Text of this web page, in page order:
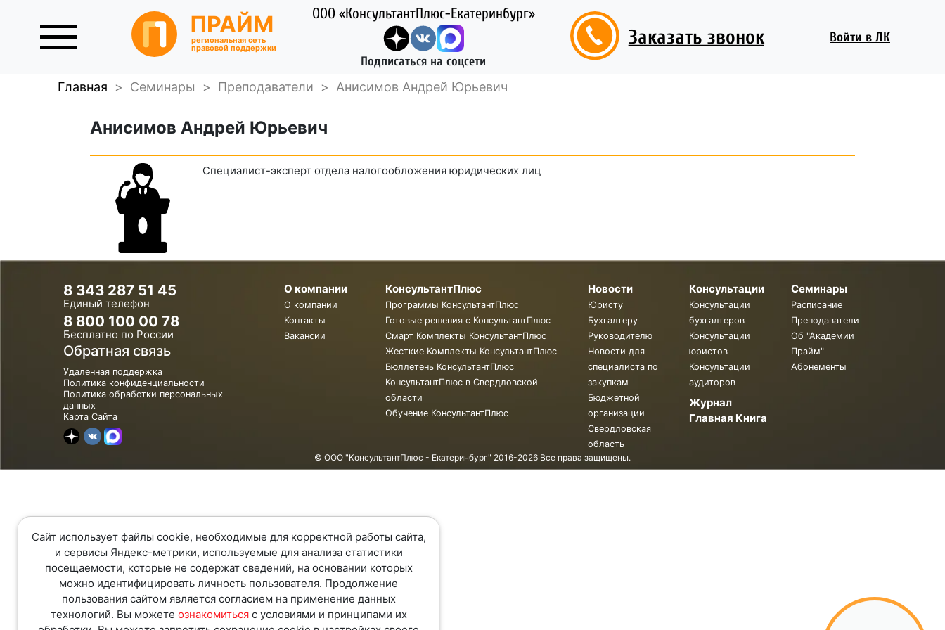
ПРАЙМ
региональная сеть
правовой поддержки
ООО «КонсультантПлюс-Екатеринбург»
Подписаться на соцсети
Заказать звонок Войти в ЛК
Главная > Семинары > Преподаватели > Анисимов Андрей Юрьевич
Анисимов Андрей Юрьевич
Специалист-эксперт отдела налогообложения юридических лиц
8 343 287 51 45
Единый телефон
8 800 100 00 78
Бесплатно по России
Обратная связь
Удаленная поддержка
Политика конфиденциальности
Политика обработки персональных
данных
Карта Сайта
О компании
О компании
Контакты
Вакансии
КонсультантПлюс
Программы КонсультантПлюс
Готовые решения с КонсультантПлюс
Смарт Комплекты КонсультантПлюс
Жесткие Комплекты КонсультантПлюс
Бюллетень КонсультантПлюс
КонсультантПлюс в Свердловской
области
Обучение КонсультантПлюс
Новости
Юристу
Бухгалтеру
Руководителю
Новости для
специалиста по
закупкам
Бюджетной
организации
Свердловская
область
Консультации
Консультации
бухгалтеров
Консультации
юристов
Консультации
аудиторов
Журнал
Главная Книга
Семинары
Расписание
Преподаватели
Об "Академии
Прайм"
Абонементы
© ООО "КонсультантПлюс - Екатеринбург" 2016-2026 Все права защищены.
Сайт использует файлы cookie, необходимые для корректной работы сайта,
и сервисы Яндекс-метрики, используемые для анализа статистики
посещаемости, которые не содержат сведений, на основании которых
можно идентифицировать личность пользователя. Продолжение
пользования сайтом является согласием на применение данных
технологий. Вы можете ознакомитьсяс условиями и принципами их